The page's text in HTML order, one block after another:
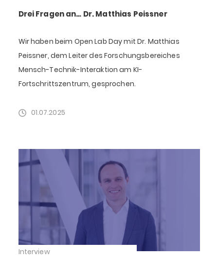
Drei Fragen an… Dr. Matthias Peissner
Wir haben beim Open Lab Day mit Dr. Matthias
Peissner, dem Leiter des Forschungsbereiches
Mensch-Technik-Interaktion am KI-
Fortschrittszentrum, gesprochen.
01.07.2025
Interview